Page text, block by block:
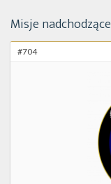
Lista startów
Misje nadchodzące
#704